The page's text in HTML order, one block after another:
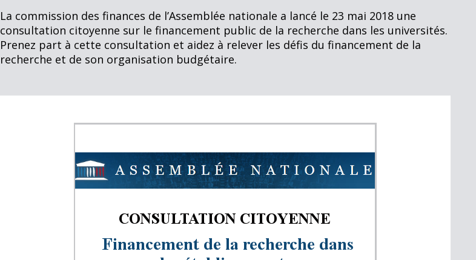
La commission des finances de l’Assemblée nationale a lancé le 23 mai 2018 une
consultation citoyenne sur le financement public de la recherche dans les universités.
Prenez part à cette consultation et aidez à relever les défis du financement de la
recherche et de son organisation budgétaire.